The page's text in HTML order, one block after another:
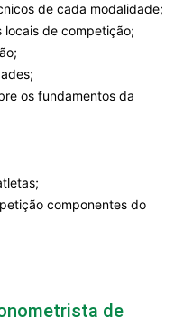
de cada modalidade;
de competição;
os fundamentos da
componentes do
de